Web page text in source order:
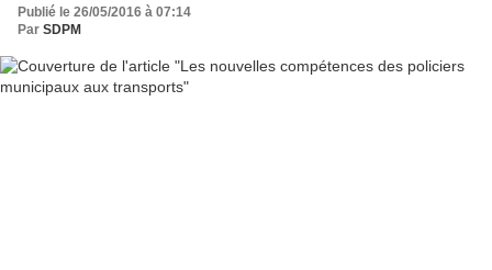
Publié le 26/05/2016 à 07:14
Par SDPM